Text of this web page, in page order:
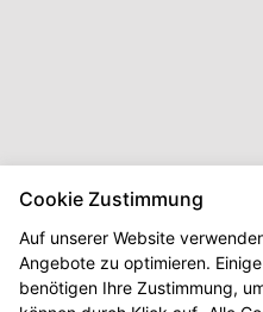
Cookie Zustimmung
Auf unserer Website
Angebote zu optimieren.
benötigen Ihre Zustimmung,